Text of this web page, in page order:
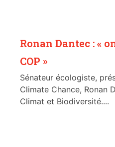
Ronan Dantec : «
COP »
Sénateur écologiste,
Climate Chance, Ronan
Climat et Biodiversité....